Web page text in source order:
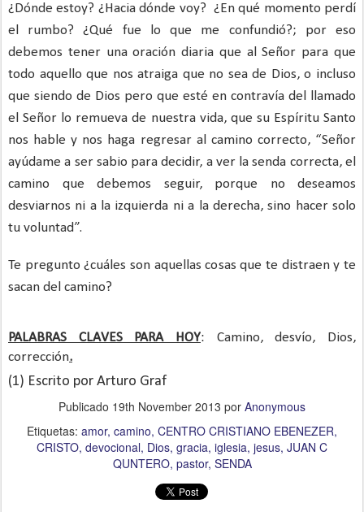
¿Dónde estoy? ¿Hacia dónde voy? ¿En qué momento perdí
el rumbo? ¿Qué fue lo que me confundió?; por eso
debemos tener una oración diaria que al Señor para que
todo aquello que nos atraiga que no sea de Dios, o incluso
que siendo de Dios pero que esté en contravía del llamado
el Señor lo remueva de nuestra vida, que su Espíritu Santo
nos hable y nos haga regresar al camino correcto, “Señor
ayúdame a ser sabio para decidir, a ver la senda correcta, el
camino que debemos seguir, porque no deseamos
desviarnos ni a la izquierda ni a la derecha, sino hacer solo
tu voluntad”.
Te pregunto ¿cuáles son aquellas cosas que te distraen y te
sacan del camino?
PALABRAS CLAVES PARA HOY: Camino, desvío, Dios,
corrección.
(1) Escrito por Arturo Graf
Publicado 19th November 2013 por Anonymous
Etiquetas: amor camino CENTRO CRISTIANO EBENEZER
CRISTO devocional Dios gracia iglesia jesus JUAN C
QUNTERO pastor SENDA